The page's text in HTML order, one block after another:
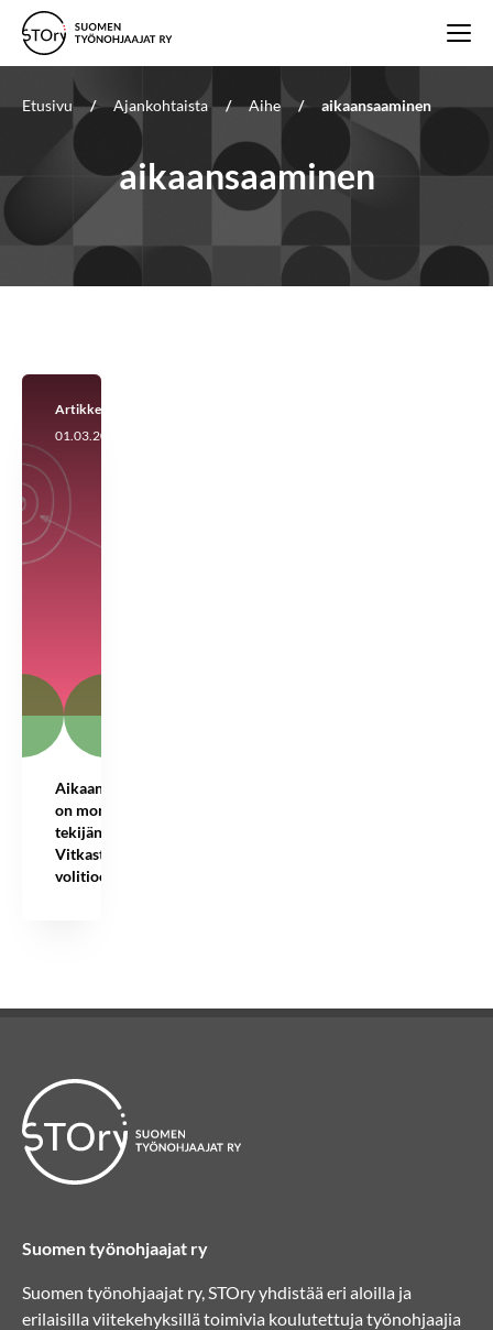
Etusivu / Ajankohtaista / Aihe / aikaansaaminen
aikaansaaminen
Artikkeli
01.03.2026
Aikaansaaminen
on monen
tekijän summa –
Vitkastelusta
volitioon
Suomen työnohjaajat ry
Suomen työnohjaajat ry, STOry yhdistää eri aloilla ja
erilaisilla viitekehyksillä toimivia koulutettuja työnohjaajia